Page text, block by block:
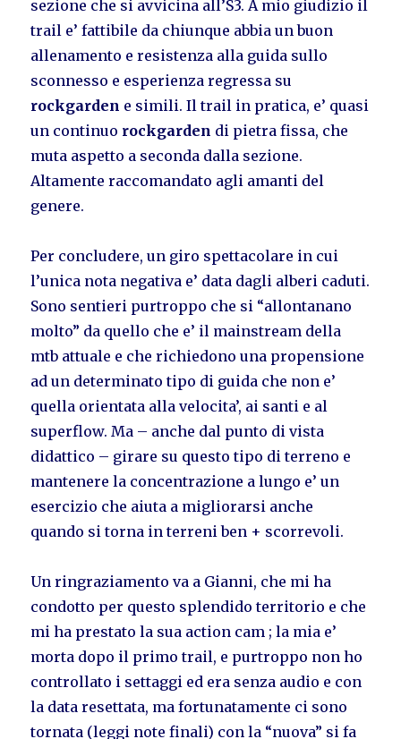
sezione che si avvicina all’S3. A mio giudizio il
trail e’ fattibile da chiunque abbia un buon
allenamento e resistenza alla guida sullo
sconnesso e esperienza regressa su
rockgarden e simili. Il trail in pratica, e’ quasi
un continuo rockgarden di pietra fissa, che
muta aspetto a seconda dalla sezione.
Altamente raccomandato agli amanti del
genere.
Per concludere, un giro spettacolare in cui
l’unica nota negativa e’ data dagli alberi caduti.
Sono sentieri purtroppo che si “allontanano
molto” da quello che e’ il mainstream della
mtb attuale e che richiedono una propensione
ad un determinato tipo di guida che non e’
quella orientata alla velocita’, ai santi e al
superflow. Ma – anche dal punto di vista
didattico – girare su questo tipo di terreno e
mantenere la concentrazione a lungo e’ un
esercizio che aiuta a migliorarsi anche
quando si torna in terreni ben + scorrevoli.
Un ringraziamento va a Gianni, che mi ha
condotto per questo splendido territorio e che
mi ha prestato la sua action cam ; la mia e’
morta dopo il primo trail, e purtroppo non ho
controllato i settaggi ed era senza audio e con
la data resettata, ma fortunatamente ci sono
tornata (leggi note finali) con la “nuova” si fa